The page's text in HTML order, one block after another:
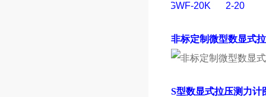
SGWF-20K
2-20
非标定制微型数显式
S型数显式拉压测力计